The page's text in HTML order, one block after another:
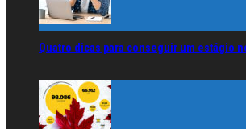
Quatro dicas para conseguir um estágio